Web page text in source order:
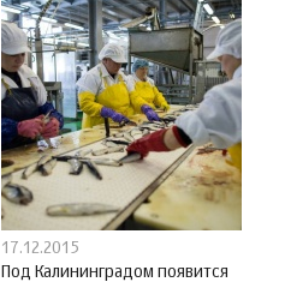
17.12.2015
Под Калининградом появится